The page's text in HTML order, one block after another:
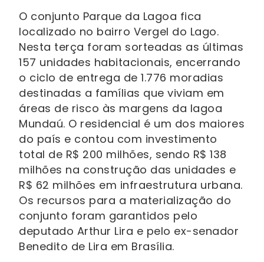
O conjunto Parque da Lagoa fica
localizado no bairro Vergel do Lago.
Nesta terça foram sorteadas as últimas
157 unidades habitacionais, encerrando
o ciclo de entrega de 1.776 moradias
destinadas a famílias que viviam em
áreas de risco às margens da lagoa
Mundaú. O residencial é um dos maiores
do país e contou com investimento
total de R$ 200 milhões, sendo R$ 138
milhões na construção das unidades e
R$ 62 milhões em infraestrutura urbana.
Os recursos para a materialização do
conjunto foram garantidos pelo
deputado Arthur Lira e pelo ex-senador
Benedito de Lira em Brasília.